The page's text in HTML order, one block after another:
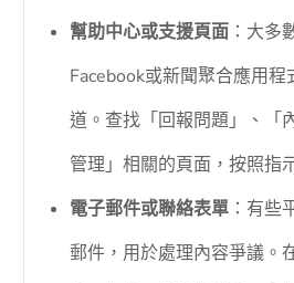
幫助中心或支援頁面 ：大多
Facebook或新聞聚合應用
道。查找「回報問題」、「
管理」相關的頁面，按照指
電子郵件或聯絡表單 ：有些
郵件，用於處理內容爭議。